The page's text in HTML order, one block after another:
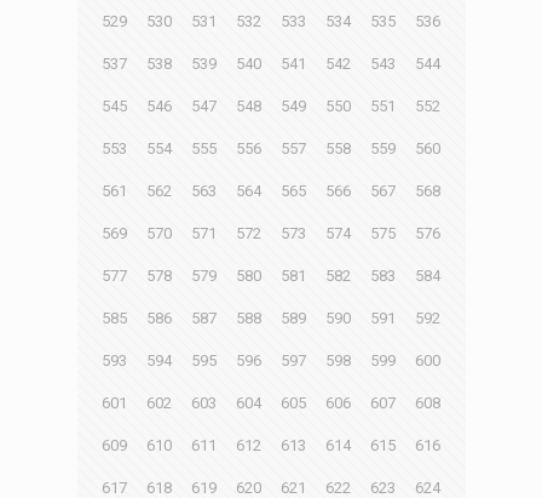
529 530 531 532 533 534 535 536
537 538 539 540 541 542 543 544
545 546 547 548 549 550 551 552
553 554 555 556 557 558 559 560
561 562 563 564 565 566 567 568
569 570 571 572 573 574 575 576
577 578 579 580 581 582 583 584
585 586 587 588 589 590 591 592
593 594 595 596 597 598 599 600
601 602 603 604 605 606 607 608
609 610 611 612 613 614 615 616
617 618 619 620 621 622 623 624